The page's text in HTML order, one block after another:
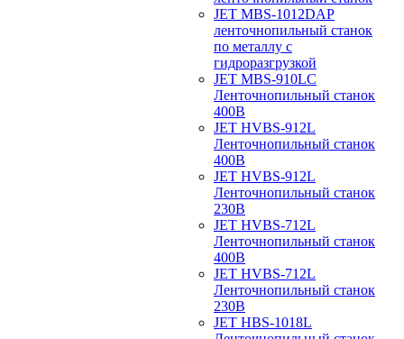
JET MBS-1012DAP
ленточнопильный станок
по металлу с
гидроразгрузкой
JET MBS-910LC
Ленточнопильный станок
400В
JET HVBS-912L
Ленточнопильный станок
400В
JET HVBS-912L
Ленточнопильный станок
230В
JET HVBS-712L
Ленточнопильный станок
400В
JET HVBS-712L
Ленточнопильный станок
230В
JET HBS-1018L